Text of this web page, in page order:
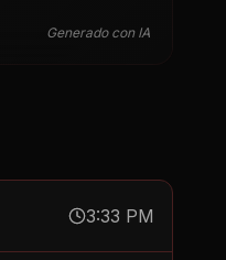
Generado con IA
3:33 PM